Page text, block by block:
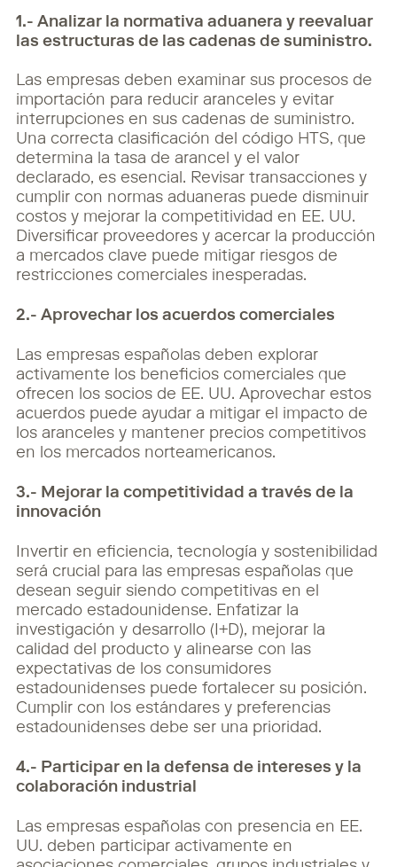
1.- Analizar la normativa aduanera y reevaluar
las estructuras de las cadenas de suministro.
Las empresas deben examinar sus procesos de
importación para reducir aranceles y evitar
interrupciones en sus cadenas de suministro.
Una correcta clasificación del código HTS, que
determina la tasa de arancel y el valor
declarado, es esencial. Revisar transacciones y
cumplir con normas aduaneras puede disminuir
costos y mejorar la competitividad en EE. UU.
Diversificar proveedores y acercar la producción
a mercados clave puede mitigar riesgos de
restricciones comerciales inesperadas.
2.- Aprovechar los acuerdos comerciales
Las empresas españolas deben explorar
activamente los beneficios comerciales que
ofrecen los socios de EE. UU. Aprovechar estos
acuerdos puede ayudar a mitigar el impacto de
los aranceles y mantener precios competitivos
en los mercados norteamericanos.
3.- Mejorar la competitividad a través de la
innovación
Invertir en eficiencia, tecnología y sostenibilidad
será crucial para las empresas españolas que
desean seguir siendo competitivas en el
mercado estadounidense. Enfatizar la
investigación y desarrollo (I+D), mejorar la
calidad del producto y alinearse con las
expectativas de los consumidores
estadounidenses puede fortalecer su posición.
Cumplir con los estándares y preferencias
estadounidenses debe ser una prioridad.
4.- Participar en la defensa de intereses y la
colaboración industrial
Las empresas españolas con presencia en EE.
UU. deben participar activamente en